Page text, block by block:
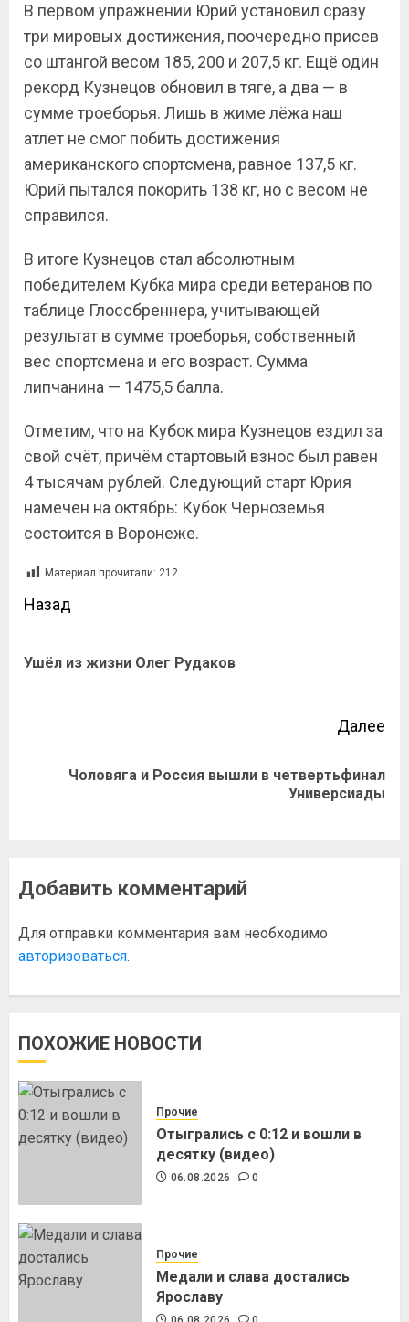
В первом упражнении Юрий установил сразу
три мировых достижения, поочередно присев
со штангой весом 185, 200 и 207,5 кг. Ещё один
рекорд Кузнецов обновил в тяге, а два — в
сумме троеборья. Лишь в жиме лёжа наш
атлет не смог побить достижения
американского спортсмена, равное 137,5 кг.
Юрий пытался покорить 138 кг, но с весом не
справился.
В итоге Кузнецов стал абсолютным
победителем Кубка мира среди ветеранов по
таблице Глоссбреннера, учитывающей
результат в сумме троеборья, собственный
вес спортсмена и его возраст. Сумма
липчанина — 1475,5 балла.
Отметим, что на Кубок мира Кузнецов ездил за
свой счёт, причём стартовый взнос был равен
4 тысячам рублей. Следующий старт Юрия
намечен на октябрь: Кубок Черноземья
состоится в Воронеже.
Материал прочитали: 212
Назад
Ушёл из жизни Олег Рудаков
Далее
Чоловяга и Россия вышли в четвертьфинал
Универсиады
Добавить комментарий
Для отправки комментария вам необходимо
авторизоваться.
ПОХОЖИЕ НОВОСТИ
Прочие
Отыгрались с 0:12 и вошли в
десятку (видео)
06.08.2026 0
Прочие
Медали и слава достались
Ярославу